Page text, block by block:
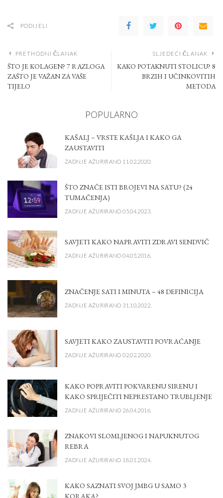
PODIJELI
PRETHODNI ČLANAK
ŠTO JE KOLAGEN? 7 RAZLOGA
ZAŠTO JE VAŽAN ZA VAŠE
TIJELO
SLJEDEĆI ČLANAK
KAKO POTAKNUTI STOLICU? 8
BRZIH I UČINKOVITIH
METODA
POPULARNO
KAŠALJ – VRSTE KAŠLJA I KAKO GA
ZAUSTAVITI
ZADNJE AŽURIRANO 11.02.2020.
ŠTO ZNAČE ISTI BROJEVI NA SATU? (24
TUMAČENJA)
ZADNJE AŽURIRANO 05.04.2023.
SAVJETI KAKO NAPRAVITI ZDRAVI SENDVIČ
ZADNJE AŽURIRANO 04.05.2016.
ZNAČENJE SATI I MINUTA – 48 DEFINICIJA
ZADNJE AŽURIRANO 31.10.2022.
SAVJETI KAKO ZAUSTAVITI POVRAĆANJE
ZADNJE AŽURIRANO 02.02.2020.
KAKO POPRAVITI POKVARENU SIRENU I
KAKO SPRIJEČITI NEPRESTANO TRUBLJENJE
ZADNJE AŽURIRANO 26.04.2016.
ZNAKOVI SLOMLJENOG I NAPUKNUTOG
REBRA
ZADNJE AŽURIRANO 18.01.2024.
KAKO SAZNATI SVOJ JMBG U SAMO 3
KORAKA?